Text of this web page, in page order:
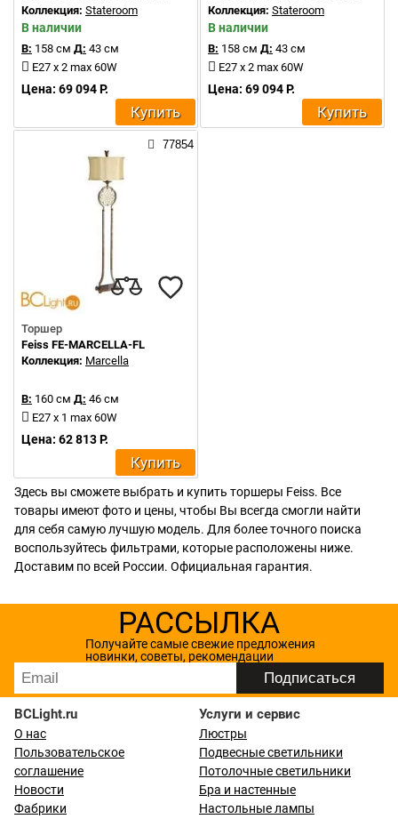
Коллекция: Stateroom
В наличии
В: 158 см Д: 43 см
E27 x 2 max 60W
Цена: 69 094 Р.
Купить
Коллекция: Stateroom
В наличии
В: 158 см Д: 43 см
E27 x 2 max 60W
Цена: 69 094 Р.
Купить
77854
Торшер
Feiss FE-MARCELLA-FL
Коллекция: Marcella
В: 160 см Д: 46 см
E27 x 1 max 60W
Цена: 62 813 Р.
Купить
Здесь вы сможете выбрать и купить торшеры Feiss. Все
товары имеют фото и цены, чтобы Вы всегда смогли найти
для себя самую лучшую модель. Для более точного поиска
воспользуйтесь фильтрами, которые расположены ниже.
Доставим по всей России. Официальная гарантия.
РАССЫЛКА
Получайте самые свежие предложения
новинки, советы, рекомендации
BCLight.ru
О нас
Пользовательское
соглашение
Новости
Фабрики
Услуги и сервис
Люстры
Подвесные светильники
Потолочные светильники
Бра и настенные
Настольные лампы